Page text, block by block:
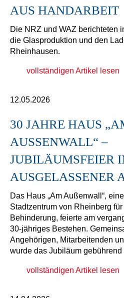
AUS HANDARBEIT
Die NRZ und WAZ berichteten
die Glasproduktion und den
Rheinhausen.
vollständigen Artikel lesen
12.05.2026
30 JAHRE HAUS
AUSSENWALL“ – J
UBILÄUMSFEIER IN
USGELASSENER
Das Haus „Am Außenwall“,
Stadtzentrum von Rheinberg
Behinderung, feierte am
30-jähriges Bestehen.
Angehörigen, Mitarbeitenden
wurde das Jubiläum gebührend
vollständigen Artikel lesen